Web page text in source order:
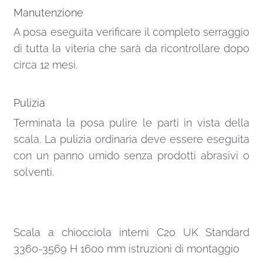
Manutenzione
A posa eseguita verificare il completo serraggio
di tutta la viteria che sarà da ricontrollare dopo
circa 12 mesi.
Pulizia
Terminata la posa pulire le parti in vista della
scala. La pulizia ordinaria deve essere eseguita
con un panno umido senza prodotti abrasivi o
solventi.
Scala a chiocciola interni C20 UK Standard
3360-3569 H 1600 mm istruzioni di montaggio